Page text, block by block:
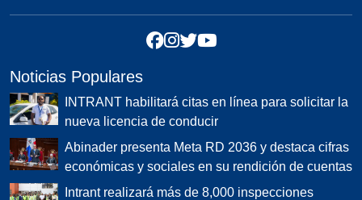
Noticias Populares
INTRANT habilitará citas en línea para solicitar la
nueva licencia de conducir
Abinader presenta Meta RD 2036 y destaca cifras
económicas y sociales en su rendición de cuentas
Intrant realizará más de 8,000 inspecciones